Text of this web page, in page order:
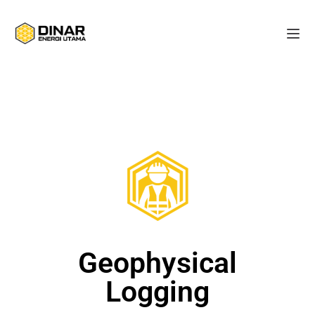
Geophysical
Logging